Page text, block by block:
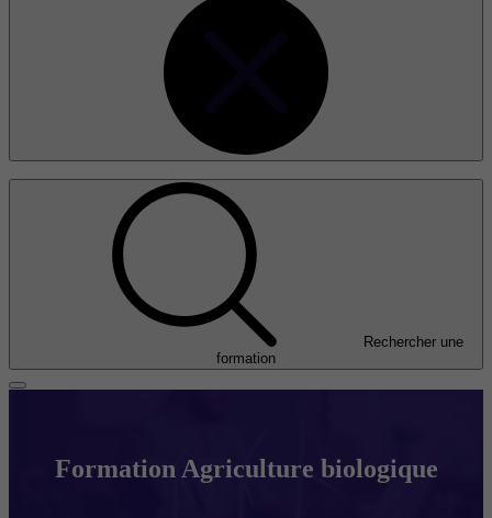
Rechercher une
formation
Formation Agriculture biologique